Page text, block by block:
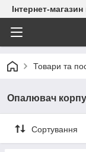
Інтернет-
Товари та
Опалювач
Сортування